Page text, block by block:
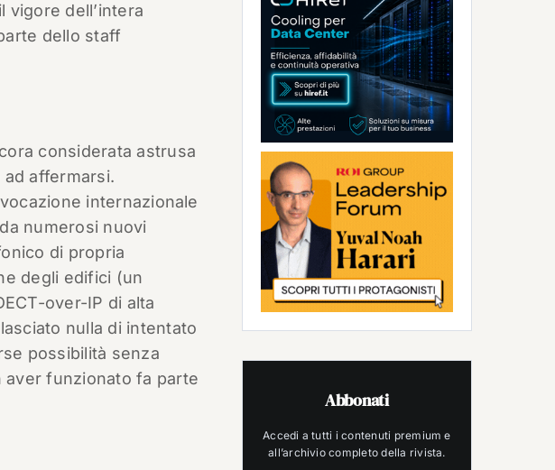
vigore dell’intera
dello staff
considerata astrusa
affermarsi.
internazionale
numerosi nuovi
di propria
degli edifici (un
over-IP di alta
nulla di intentato
possibilità senza
aver funzionato fa parte
Abbonati
Accedi a tutti i contenuti premium e
all’archivio completo della rivista.